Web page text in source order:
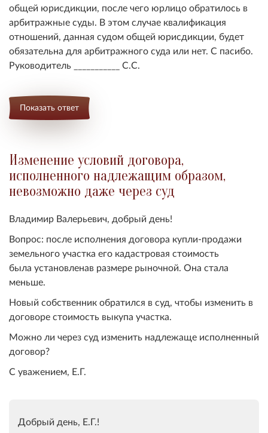
общей юрисдикции, после чего юрлицо обратилось в
арбитражные суды. В этом случае квалификация
отношений, данная судом общей юрисдикции, будет
обязательна для арбитражного суда или нет. С пасибо.
Руководитель ___________ С.С.
Показать ответ
Изменение условий договора,
исполненного надлежащим образом,
невозможно даже через суд
Владимир Валерьевич, добрый день!
Вопрос: после исполнения договора купли-продажи
земельного участка его кадастровая стоимость
была установленав размере рыночной. Она стала
меньше.
Новый собственник обратился в суд, чтобы изменить в
договоре стоимость выкупа участка.
Можно ли через суд изменить надлежаще исполненный
договор?
С уважением, Е.Г.
Добрый день, Е.Г.!